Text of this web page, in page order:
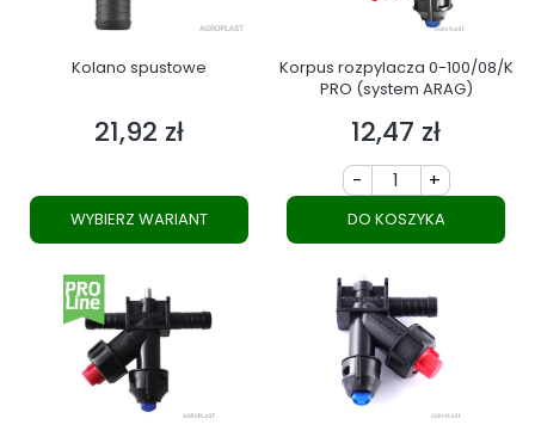
Kolano spustowe
Cena
21,92 zł
WYBIERZ WARIANT
Korpus rozpylacza 0-100/08/K
PRO (system ARAG)
Cena
12,47 zł
- +
DO KOSZYKA